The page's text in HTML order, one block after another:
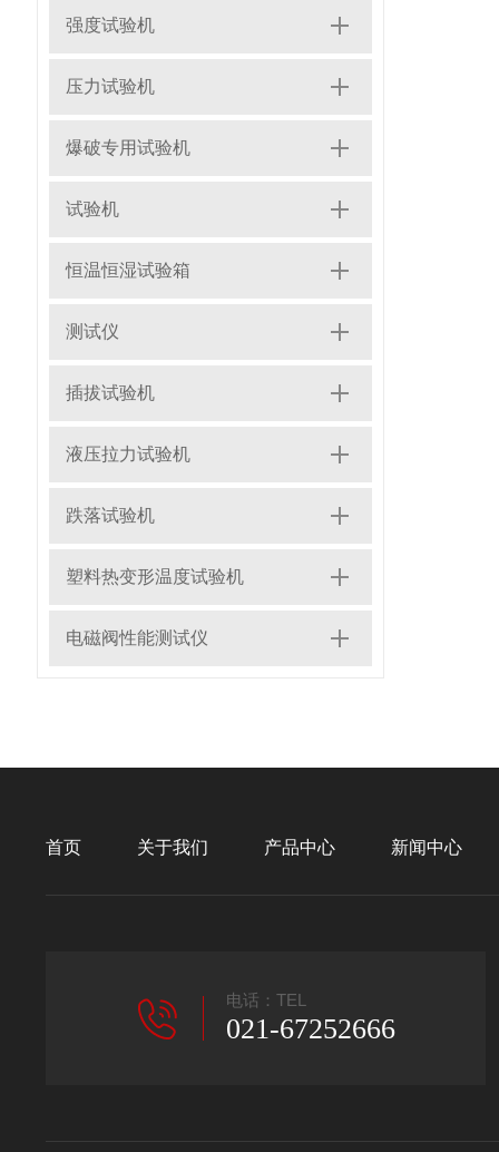
强度试验机
压力试验机
爆破专用试验机
试验机
恒温恒湿试验箱
测试仪
插拔试验机
液压拉力试验机
跌落试验机
塑料热变形温度试验机
电磁阀性能测试仪
首页 关于我们 产品中心 新闻中心
电话：TEL
021-67252666